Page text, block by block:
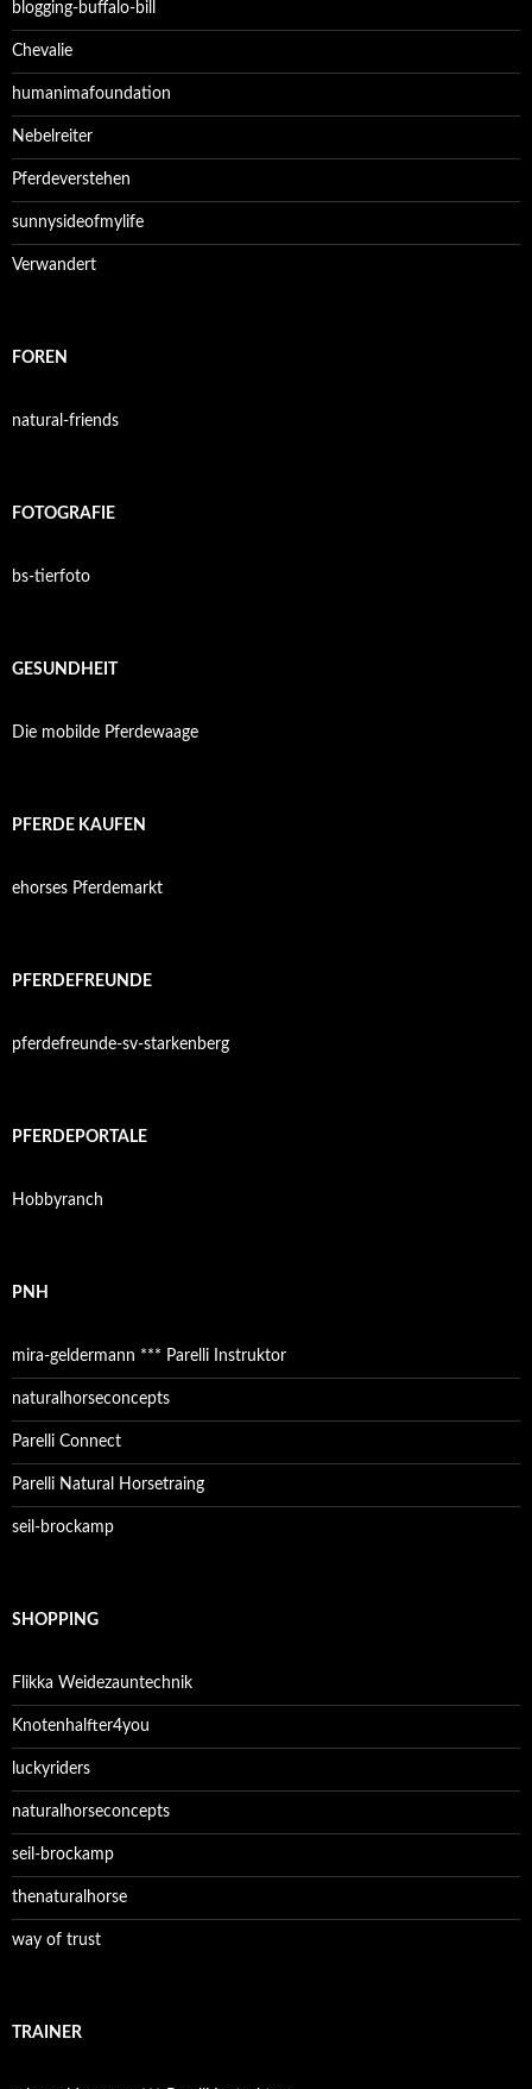
blogging-buffalo-bill
Chevalie
humanimafoundation
Nebelreiter
Pferdeverstehen
sunnysideofmylife
Verwandert
FOREN
natural-friends
FOTOGRAFIE
bs-tierfoto
GESUNDHEIT
Die mobilde Pferdewaage
PFERDE KAUFEN
ehorses Pferdemarkt
PFERDEFREUNDE
pferdefreunde-sv-starkenberg
PFERDEPORTALE
Hobbyranch
PNH
mira-geldermann *** Parelli Instruktor
naturalhorseconcepts
Parelli Connect
Parelli Natural Horsetraing
seil-brockamp
SHOPPING
Flikka Weidezauntechnik
Knotenhalfter4you
luckyriders
naturalhorseconcepts
seil-brockamp
thenaturalhorse
way of trust
TRAINER